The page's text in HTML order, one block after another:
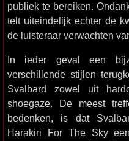
publiek te bereiken.
telt uiteindelijk echter de
de luisteraar verwachten
In ieder geval een
verschillende stijlen
Svalbard zowel uit
shoegaze. De meest
bedenken, is dat
Harakiri For The Sky